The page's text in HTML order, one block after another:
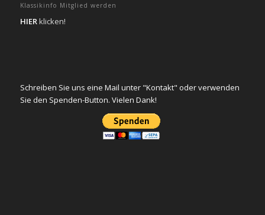
Klassikinfo Mitglied werden
HIERklicken!
Schreiben Sie uns eine Mail unter "Kontakt" oder verwenden
Sie den Spenden-Button. Vielen Dank!